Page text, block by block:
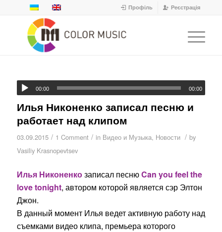
Профіль Реєстрація
00:00 00:00
Илья Никоненко записал песню и
работает над клипом
03.09.2015 / 1 Comment / in Видео и Музыка, Новости / by
Vasiliy Krasnopevtsev
Илья Никоненкозаписал песнюCan you feel the
love tonight, автором которой является сэр Элтон
Джон.
В данный момент Илья ведет активную работу над
съемками видео клипа, премьера которого